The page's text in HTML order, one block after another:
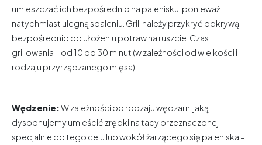
umieszczać ich bezpośrednio na palenisku, ponieważ
natychmiast ulegną spaleniu. Grill należy przykryć pokrywą
bezpośrednio po ułożeniu potraw na ruszcie. Czas
grillowania – od 10 do 30 minut (w zależności od wielkości i
rodzaju przyrządzanego mięsa).
Wędzenie:W zależności od rodzaju wędzarni jaką
dysponujemy umieścić zrębki na tacy przeznaczonej
specjalnie do tego celu lub wokół żarzącego się paleniska –